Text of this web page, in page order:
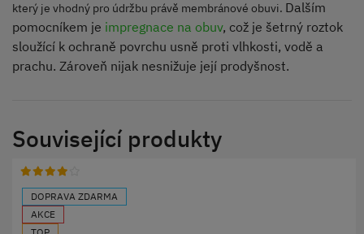
který je vhodný pro údržbu právě membránové obuvi. Dalším
pomocníkem je impregnace na obuv, což je šetrný roztok
sloužící k ochraně povrchu usně proti vlhkosti, vodě a
prachu. Zároveň nijak nesnižuje její prodyšnost.
Související produkty
DOPRAVA ZDARMA
AKCE